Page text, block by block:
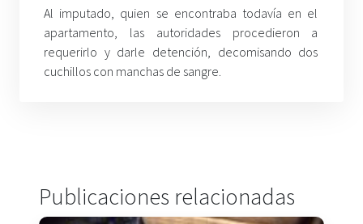
Al imputado, quien se encontraba todavía en el
apartamento, las autoridades procedieron a
requerirlo y darle detención, decomisando dos
cuchillos con manchas de sangre.
Publicaciones relacionadas